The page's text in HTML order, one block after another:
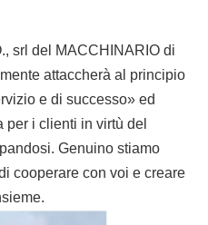
srl del MACCHINARIO di
attaccherà al principio
e di successo» ed
per i clienti in virtù del
Genuino stiamo
cooperare con voi e creare